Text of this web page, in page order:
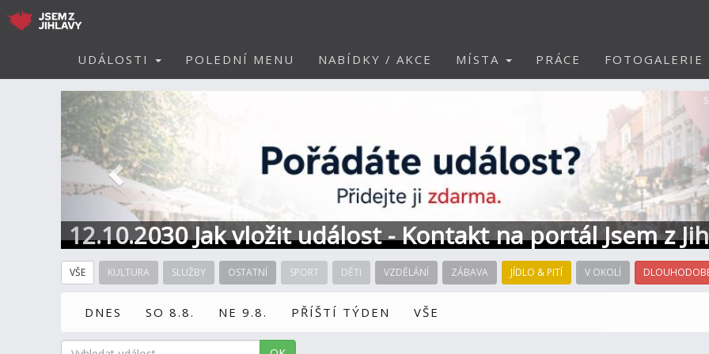
UDÁLOSTI POLEDNÍ MENU NABÍDKY / AKCE MÍSTA PRÁCE FOTOGALERIE
12.10.2030 Jak vložit událost - Kontakt na portál Jsem z
Předchozí
VŠE KULTURA SLUŽBY OSTATNÍ SPORT DĚTI VZDĚLÁNÍ ZÁBAVA JÍDLO & PITÍ V OKOLÍ
DNES SO 8.8. NE 9.8. PŘÍŠTÍ TÝDEN VŠE